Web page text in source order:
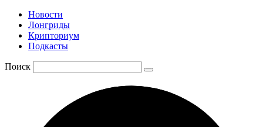
Новости
Лонгриды
Крипториум
Подкасты
Поиск